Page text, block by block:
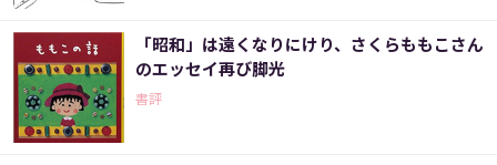
「昭和」は遠くなりにけり、さくらももこさん
のエッセイ再び脚光
書評